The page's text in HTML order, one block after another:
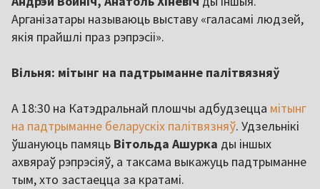
Арганізатары называюць выставу «галасамі людзей,
якія прайшлі праз рэпрэсіі».
Вільня: мітынг на падтрыманне палітвязняў
А 18:30 на Катэдральнай плошчы адбудзецца мітынг
на падтрыманне беларускіх палітвязняў. Удзельнікі
ўшануюць памяць Вітольда Ашурка ды іншых
ахвяраў рэпрэсіяў, а таксама выкажуць падтрыманне
тым, хто застаецца за кратамі.